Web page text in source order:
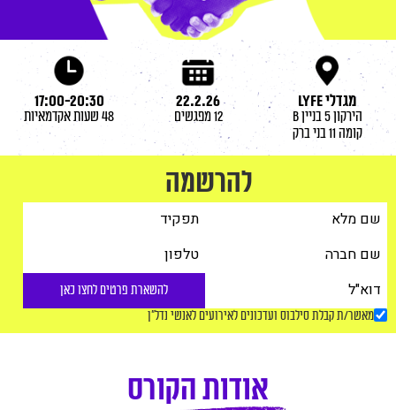
מגדלי LYFE
הירקון 5 בניין B
קומה 11 בני ברק
22.2.26
12 מפגשים
17:00-20:30
48 שעות אקדמאיות
להרשמה
להשארת פרטים לחצו כאן
מאשר/ת קבלת סילבוס ועדכונים לאירועים לאנשי נדל"ן
אודות הקורס